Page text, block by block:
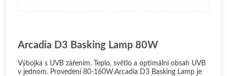
Arcadia D3 Basking Lamp 80W
Výbojka s UVB zářením. Teplo, světlo a optimální obsah UVB
v jednom. Provedení 80-160W.Arcadia D3 Basking Lamp je